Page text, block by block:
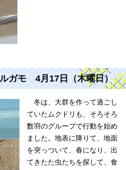
ガモ 4月17日（木曜日）
冬は、大群を作って過ごし
ていたムクドリも、そろそろ
数羽のグループで行動を始め
ました。地表に降りて、地面
を突っついて、春になり、出
てきたた虫たちを探して、食